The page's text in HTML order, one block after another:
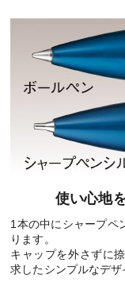
使い心地
1本の中にシャープペ
ります。
キャップを外さずに
求したシンプルなデザ